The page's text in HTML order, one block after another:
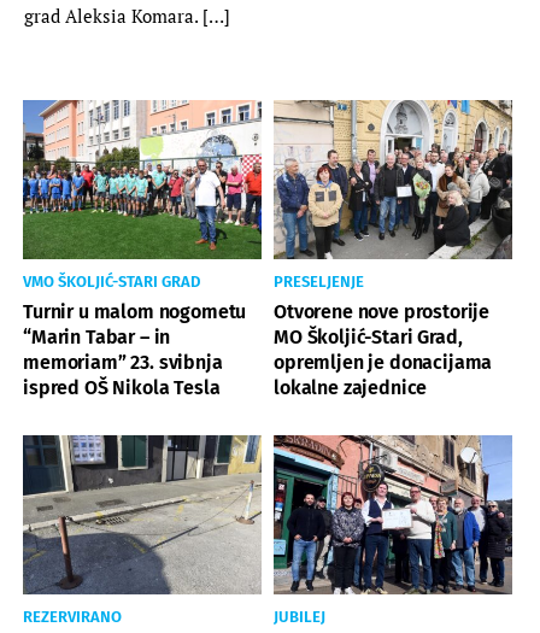
grad Aleksia Komara. […]
VMO ŠKOLJIĆ-STARI GRAD
Turnir u malom nogometu
“Marin Tabar – in
memoriam” 23. svibnja
ispred OŠ Nikola Tesla
PRESELJENJE
Otvorene nove prostorije
MO Školjić-Stari Grad,
opremljen je donacijama
lokalne zajednice
REZERVIRANO JUBILEJ